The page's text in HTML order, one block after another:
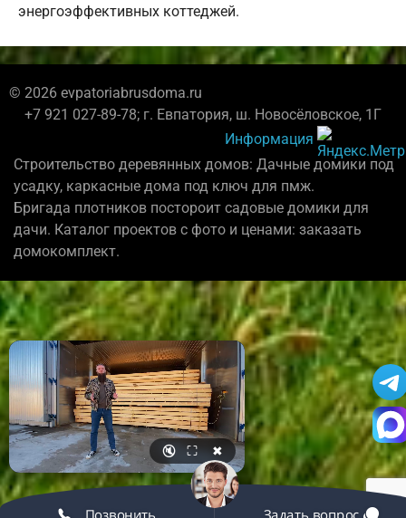
энергоэффективных коттеджей.
© 2026 evpatoriabrusdoma.ru
+7 921 027-89-78; г. Евпатория, ш. Новосёловское, 1Г
Информация
Строительство деревянных домов: Дачные домики под
усадку, каркасные дома под ключ для пмж.
Бригада плотников постороит садовые домики для
дачи. Каталог проектов с фото и ценами: заказать
домокомплект.
🔇 ⛶ ✖
Позвонить Задать вопрос